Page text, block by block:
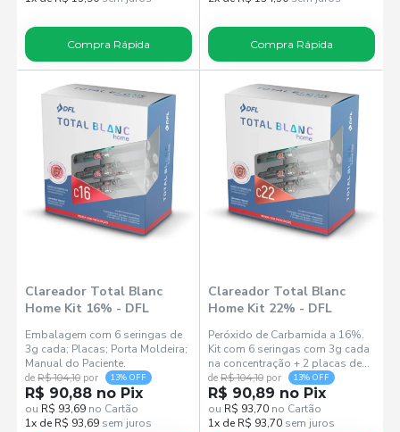
Compra Rápida Compra Rápida
Clareador Total Blanc
Home Kit 16% - DFL
Embalagem com 6 seringas de
3g cada; Placas; Porta Moldeira;
Manual do Paciente.
deR$ 104,10 por 13% OFF
R$ 90,88 no Pix
ou R$ 93,69 no Cartão
1x de R$ 93,69 sem juros
Clareador Total Blanc
Home Kit 22% - DFL
Peróxido de Carbamida a 16%.
Kit com 6 seringas com 3g cada
na concentração + 2 placas de
vinil para confecção das
moldeiras + 1 porta moldeira.
de R$ 104,10 por 13% OFF
R$ 90,89 no Pix
ou R$ 93,70 no Cartão
1x de R$ 93,70 sem juros